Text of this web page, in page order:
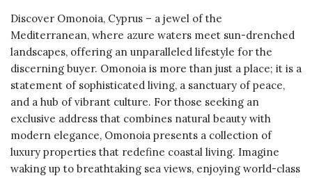
Discover Omonoia, Cyprus – a jewel of the
Mediterranean, where azure waters meet sun-drenched
landscapes, offering an unparalleled lifestyle for the
discerning buyer. Omonoia is more than just a place; it is a
statement of sophisticated living, a sanctuary of peace,
and a hub of vibrant culture. For those seeking an
exclusive address that combines natural beauty with
modern elegance, Omonoia presents a collection of
luxury properties that redefine coastal living. Imagine
waking up to breathtaking sea views, enjoying world-class